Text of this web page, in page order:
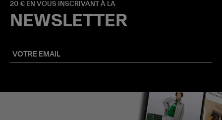
20 € EN VOUS INSCRIVANT À LA
NEWSLETTER